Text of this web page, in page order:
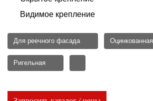
Видимое крепление
Для реечного фасада Оцинкованная
Ригельная